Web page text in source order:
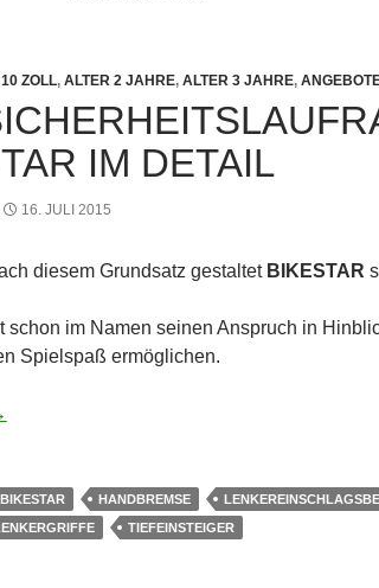
10 ZOLL,ALTER 2 JAHRE,ALTER 3 JAHRE,
IM DETAIL
16. JULI 2015
diesem Grundsatz gestaltet BIKESTAR
schon im Namen seinen Anspruch in
Spielspaß ermöglichen.
Premium von BIKESTAR im Detail
BIKESTAR HANDBREMSE
TIEFEINSTEIGER